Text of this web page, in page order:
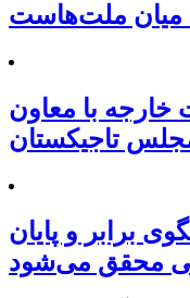
میان ملت‌هاست
با معاون
تاجیکستان
برابر و پایان
محقق می‌شود